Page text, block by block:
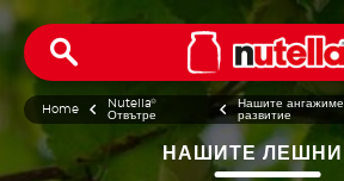
Home Nutella®
Отвътре
Нашите
развитие
НАШИТЕ